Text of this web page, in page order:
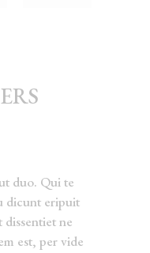
duo. Qui te
dicunt eripuit
dissentiet ne
est, per vide